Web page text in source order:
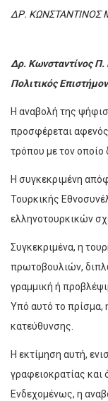
ΔΡ.
Δρ. Κωνσταντίνος
Πολιτικός
Η αναβολή της
προσφέρεται
τρόπου με τον οποίο
Η συγκεκριμένη
Τουρκικής
ελληνοτουρκικών
Συγκεκριμένα, η
πρωτοβουλιών,
γραμμική ή
Υπό αυτό το πρίσμα,
κατεύθυνσης.
Η εκτίμηση αυτή,
γραφειοκρατίας και
Ενδεχομένως, η